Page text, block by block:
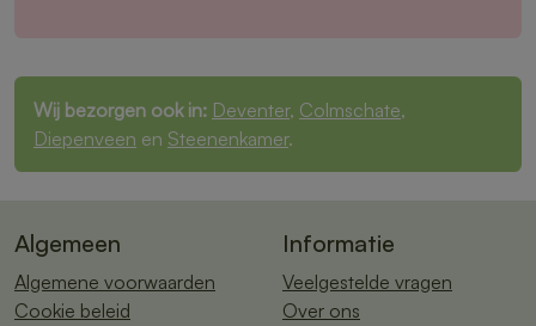
Wij bezorgen ook in: Deventer, Colmschate,
Diepenveen en Steenenkamer.
Algemeen
Algemene voorwaarden
Cookie beleid
Informatie
Veelgestelde vragen
Over ons